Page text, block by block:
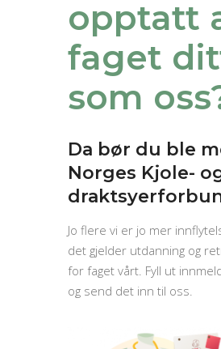
opptatt
faget
som
Da bør du ble
Norges Kjole-
Jo flere vi er jo mer
det gjelder utdanning og
for faget vårt. Fyll ut
og send det inn til oss.